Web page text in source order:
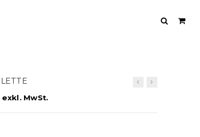
exkl. MwSt.